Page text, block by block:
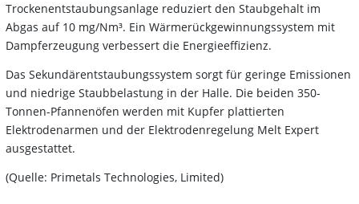
Trockenentstaubungsanlage reduziert den Staubgehalt im
Abgas auf 10 mg/Nm³. Ein Wärmerückgewinnungssystem mit
Dampferzeugung verbessert die Energieeffizienz.
Das Sekundärentstaubungssystem sorgt für geringe Emissionen
und niedrige Staubbelastung in der Halle. Die beiden 350-
Tonnen-Pfannenöfen werden mit Kupfer plattierten
Elektrodenarmen und der Elektrodenregelung Melt Expert
ausgestattet.
(Quelle: Primetals Technologies, Limited)